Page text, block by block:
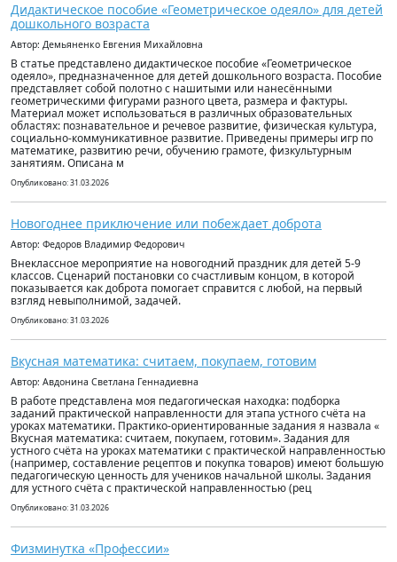
Дидактическое пособие «Геометрическое одеяло» для детей
дошкольного возраста
Автор: Демьяненко Евгения Михайловна
В статье представлено дидактическое пособие «Геометрическое
одеяло», предназначенное для детей дошкольного возраста. Пособие
представляет собой полотно с нашитыми или нанесёнными
геометрическими фигурами разного цвета, размера и фактуры.
Материал может использоваться в различных образовательных
областях: познавательное и речевое развитие, физическая культура,
социально-коммуникативное развитие. Приведены примеры игр по
математике, развитию речи, обучению грамоте, физкультурным
занятиям. Описана м
Опубликовано: 31.03.2026
Новогоднее приключение или побеждает доброта
Автор: Федоров Владимир Федорович
Внеклассное мероприятие на новогодний праздник для детей 5-9
классов. Сценарий постановки со счастливым концом, в которой
показывается как доброта помогает справится с любой, на первый
взгляд невыполнимой, задачей.
Опубликовано: 31.03.2026
Вкусная математика: считаем, покупаем, готовим
Автор: Авдонина Светлана Геннадиевна
В работе представлена моя педагогическая находка: подборка
заданий практической направленности для этапа устного счёта на
уроках математики. Практико-ориентированные задания я назвала «
Вкусная математика: считаем, покупаем, готовим». Задания для
устного счёта на уроках математики с практической направленностью
(например, составление рецептов и покупка товаров) имеют большую
педагогическую ценность для учеников начальной школы. Задания
для устного счёта с практической направленностью (рец
Опубликовано: 31.03.2026
Физминутка «Профессии»